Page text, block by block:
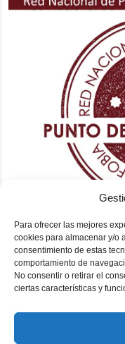
Para ofrecer las mejores
cookies para almacenar y/o
consentimiento de estas
comportamiento de
No consentir o retirar el
ciertas características y